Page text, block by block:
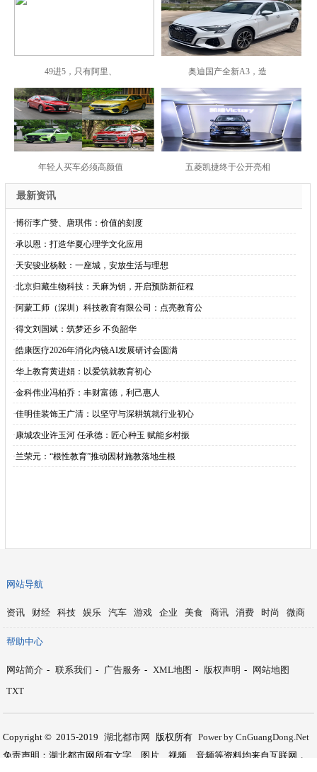
49进5，只有阿里、 奥迪国产全新A3，造
年轻人买车必须高颜值 五菱凯捷终于公开亮相
最新资讯
·博衍李广赞、唐琪伟：价值的刻度
·承以恩：打造华夏心理学文化应用
·天安骏业杨毅：一座城，安放生活与理想
·北京归藏生物科技：天麻为钥，开启预防新征程
·阿蒙工师（深圳）科技教育有限公司：点亮教育公
·得文刘国斌：筑梦还乡 不负韶华
·皓康医疗2026年消化内镜AI发展研讨会圆满
·华上教育黄进娟：以爱筑就教育初心
·金科伟业冯柏乔：丰财富德，利己惠人
·佳明佳装饰王广清：以坚守与深耕筑就行业初心
·康城农业许玉河 任承德：匠心种玉 赋能乡村振
·兰荣元：“根性教育”推动因材施教落地生根
网站导航
资讯 财经 科技 娱乐 汽车 游戏 企业 美食 商讯 消费 时尚 微商
帮助中心
网站简介 - 联系我们 - 广告服务 - XML地图 - 版权声明 -
网站地图
TXT
Copyright © 2015-2019 湖北都市网 版权所有 Power by CnGuangDong.Net
免责声明：湖北都市网所有文字、图片、视频、音频等资料均来自互联网，